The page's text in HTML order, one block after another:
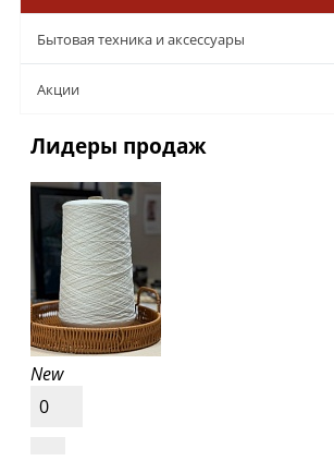
Бытовая техника и аксессуары
Aкции
Лидеры продаж
New
0